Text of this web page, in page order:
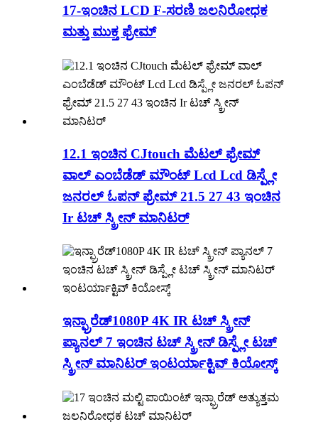
17-ಇಂಚಿನ LCD F-ಸರಣಿ ಜಲನಿರೋಧಕ
ಮತ್ತು ಮುಕ್ತ ಫ್ರೇಮ್
12.1 ಇಂಚಿನ CJtouch ಮೆಟಲ್ ಫ್ರೇಮ್
ವಾಲ್ ಎಂಬೆಡೆಡ್ ಮೌಂಟ್ Lcd Lcd ಡಿಸ್ಪ್ಲೇ
ಜನರಲ್ ಓಪನ್ ಫ್ರೇಮ್ 21.5 27 43 ಇಂಚಿನ
Ir ಟಚ್ ಸ್ಕ್ರೀನ್ ಮಾನಿಟರ್
ಇನ್ಫ್ರಾರೆಡ್1080P 4K IR ಟಚ್ ಸ್ಕ್ರೀನ್
ಪ್ಯಾನಲ್ 7 ಇಂಚಿನ ಟಚ್ ಸ್ಕ್ರೀನ್ ಡಿಸ್ಪ್ಲೇ ಟಚ್
ಸ್ಕ್ರೀನ್ ಮಾನಿಟರ್ ಇಂಟರ್ಯಾಕ್ಟಿವ್ ಕಿಯೋಸ್ಕ್